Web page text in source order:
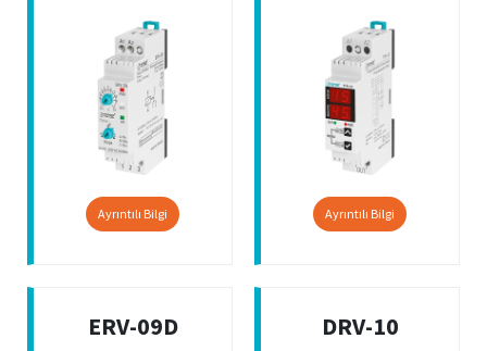
Ayrıntılı Bilgi Ayrıntılı Bilgi
ERV-09D DRV-10